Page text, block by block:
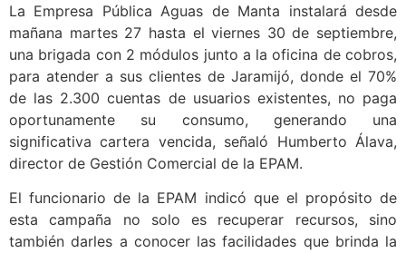
La Empresa Pública Aguas de Manta instalará desde
mañana martes 27 hasta el viernes 30 de septiembre,
una brigada con 2 módulos junto a la oficina de cobros,
para atender a sus clientes de Jaramijó, donde el 70%
de las 2.300 cuentas de usuarios existentes, no paga
oportunamente su consumo, generando una
significativa cartera vencida, señaló Humberto Álava,
director de Gestión Comercial de la EPAM.
El funcionario de la EPAM indicó que el propósito de
esta campaña no solo es recuperar recursos, sino
también darles a conocer las facilidades que brinda la